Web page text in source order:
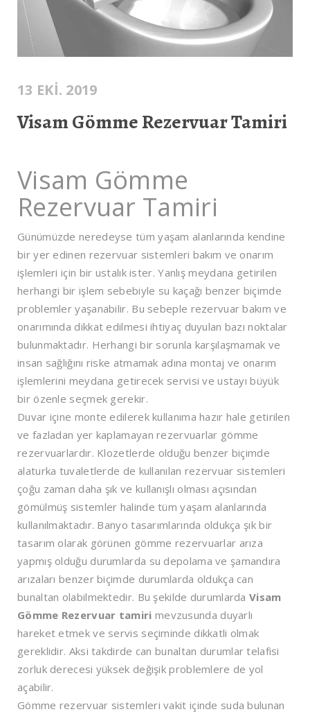
13 EKI. 2019
Visam Gömme Rezervuar Tamiri
Visam Gömme
Rezervuar Tamiri
Günümüzde neredeyse tüm yaşam alanlarında kendine
bir yer edinen rezervuar sistemleri bakım ve onarım
işlemleri için bir ustalık ister. Yanlış meydana getirilen
herhangi bir işlem sebebiyle su kaçağı benzer biçimde
problemler yaşanabilir. Bu sebeple rezervuar bakım ve
onarımında dikkat edilmesi ihtiyaç duyulan bazı noktalar
bulunmaktadır. Herhangi bir sorunla karşılaşmamak ve
insan sağlığını riske atmamak adına montaj ve onarım
işlemlerini meydana getirecek servisi ve ustayı büyük
bir özenle seçmek gerekir.
Duvar içine monte edilerek kullanıma hazır hale getirilen
ve fazladan yer kaplamayan rezervuarlar gömme
rezervuarlardır. Klozetlerde olduğu benzer biçimde
alaturka tuvaletlerde de kullanılan rezervuar sistemleri
çoğu zaman daha şık ve kullanışlı olması açısından
gömülmüş sistemler halinde tüm yaşam alanlarında
kullanılmaktadır. Banyo tasarımlarında oldukça şık bir
tasarım olarak görünen gömme rezervuarlar arıza
yapmış olduğu durumlarda su depolama ve şamandıra
arızaları benzer biçimde durumlarda oldukça can
bunaltan olabilmektedir. Bu şekilde durumlardaVisam
Gömme Rezervuar tamiri mevzusunda duyarlı
hareket etmek ve servis seçiminde dikkatli olmak
gereklidir. Aksi takdirde can bunaltan durumlar telafisi
zorluk derecesi yüksek değişik problemlere de yol
açabilir.
Gömme rezervuar sistemleri vakit içinde suda bulunan